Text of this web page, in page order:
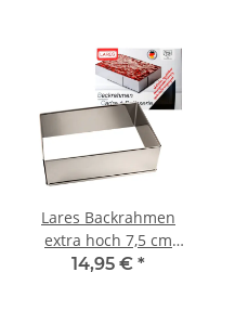
Lares Backrahmen
extra hoch 7,5 cm
stufenlos verstellbar -
14,95 € *